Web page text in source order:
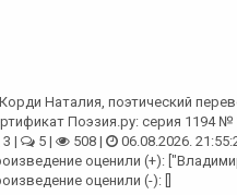
Корди Наталия, поэтический
Поэзия.ру: серия 1194 №
3 |
5 | 508 |
06.08.2026.
оценили (+):
оценили (-): []